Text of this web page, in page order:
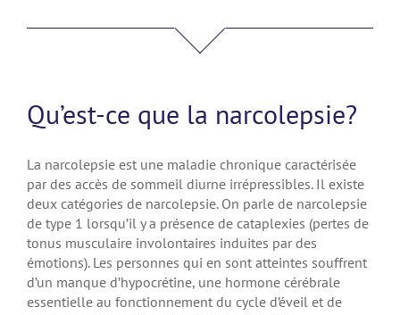
Qu’est-ce que la narcolepsie?
La narcolepsie est une maladie chronique caractérisée
par des accès de sommeil diurne irrépressibles. Il existe
deux catégories de narcolepsie. On parle de narcolepsie
de type 1 lorsqu’il y a présence de cataplexies (pertes de
tonus musculaire involontaires induites par des
émotions). Les personnes qui en sont atteintes souffrent
d’un manque d’hypocrétine, une hormone cérébrale
essentielle au fonctionnement du cycle d’éveil et de